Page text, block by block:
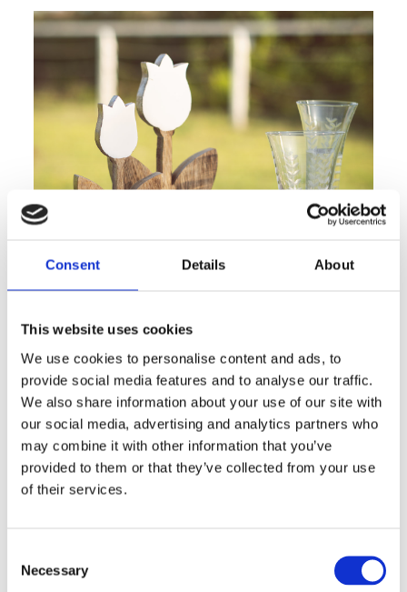
Consent Details About
This website uses cookies
We use cookies to personalise content and ads, to
provide social media features and to analyse our traffic.
We also share information about your use of our site with
our social media, advertising and analytics partners who
may combine it with other information that you’ve
provided to them or that they’ve collected from your use
of their services.
Selection
Necessary
Un brunch in stile
bistrot
bianche
ton sur ton.